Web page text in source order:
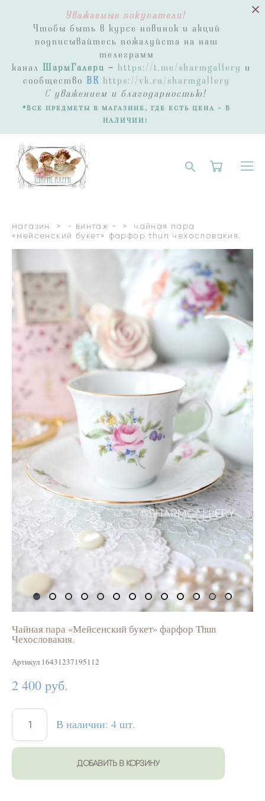
Уважаемые покупатели!
Чтобы быть в курсе новинок и акций
подписывайтесь пожалуйста на наш
телеграмм
канал ШармГалери - https://t.me/sharmgallery и
сообщество ВК https://vk.ru/sharmgallery
Суважением и благодарностью!
*Все предметы в магазине, где есть цена - В
НАЛИЧИИ!
магазин > - винтаж - >
чайная пара
«мейсенский букет» фарфор thun чехословакия.
Чайная пара «Мейсенский букет» фарфор Thun
Чехословакия.
Артикул 16431237195112
2 400 pуб.
В наличии: 4 шт.
ДОБАВИТЬ В КОРЗИНУ